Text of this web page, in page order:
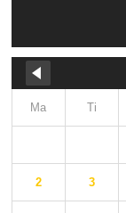
Ma Ti
2 3